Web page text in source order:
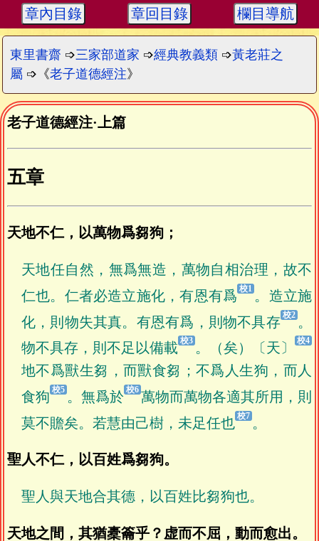
章內目錄 章回目錄 欄目導航
東里書齋 ➩三家部道家 ➩經典教義類 ➩黃老莊之
屬 ➩《老子道德經注》
老子道德經注·上篇
五章
天地不仁，以萬物爲芻狗；
天地任自然，無爲無造，萬物自相治理，故不
仁也。仁者必造立施化，有恩有爲
。造立施
化，則物失其真。有恩有爲，則物不具存
。
物不具存，則不足以備載
。（矣）〔天〕
地不爲獸生芻，而獸食芻；不爲人生狗，而人
食狗
。無爲於
萬物而萬物各適其所用，則
莫不贍矣。若慧由己樹，未足任也
聖人不仁，以百姓爲芻狗。
聖人與天地合其德，以百姓比芻狗也。
天地之間，其猶橐籥乎？虚而不屈，動而愈出。